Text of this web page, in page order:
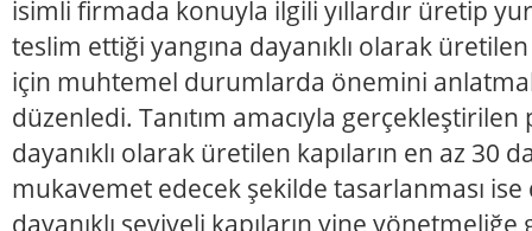
isimli firmada konuyla ilgili yıllardır üretip
teslim ettiği yangına dayanıklı olarak
için muhtemel durumlarda önemini
düzenledi. Tanıtım amacıyla
dayanıklı olarak üretilen kapıların en az 30
mukavemet edecek şekilde tasarlanması ise
dayanıklı seviyeli kapıların yine